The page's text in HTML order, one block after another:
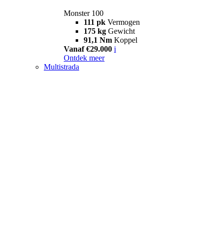
Monster 100
111 pk Vermogen
175 kg Gewicht
91,1 Nm Koppel
Vanaf €29.000 i
Ontdek meer
Multistrada